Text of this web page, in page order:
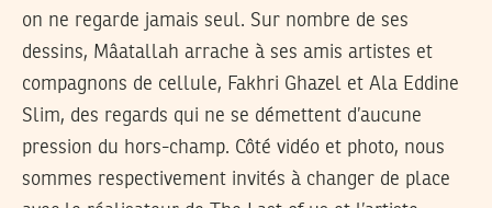
on ne regarde jamais seul. Sur nombre de ses
dessins, Mâatallah arrache à ses amis artistes et
compagnons de cellule, Fakhri Ghazel et Ala Eddine
Slim, des regards qui ne se démettent d’aucune
pression du hors-champ. Côté vidéo et photo, nous
sommes respectivement invités à changer de place